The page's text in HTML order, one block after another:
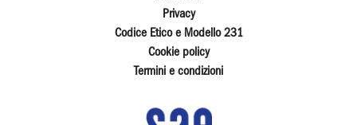
Privacy
Codice Etico e Modello 231
Cookie policy
Termini e condizioni